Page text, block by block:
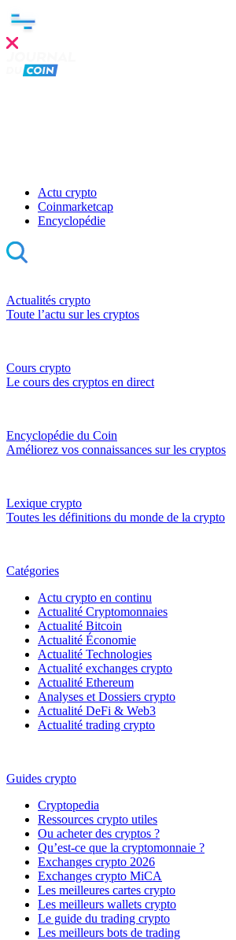
Actu crypto
Coinmarketcap
Encyclopédie
Actualités crypto
Toute l’actu sur les cryptos
Cours crypto
Le cours des cryptos en direct
Encyclopédie du Coin
Améliorez vos connaissances sur les cryptos
Lexique crypto
Toutes les définitions du monde de la crypto
Catégories
Actu crypto en continu
Actualité Cryptomonnaies
Actualité Bitcoin
Actualité Économie
Actualité Technologies
Actualité exchanges crypto
Actualité Ethereum
Analyses et Dossiers crypto
Actualité DeFi & Web3
Actualité trading crypto
Guides crypto
Cryptopedia
Ressources crypto utiles
Ou acheter des cryptos ?
Qu’est-ce que la cryptomonnaie ?
Exchanges crypto 2026
Exchanges crypto MiCA
Les meilleures cartes crypto
Les meilleurs wallets crypto
Le guide du trading crypto
Les meilleurs bots de trading